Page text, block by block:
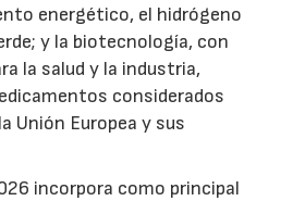
energético, el hidrógeno
y la biotecnología, con
la salud y la industria,
considerados
Unión Europea y sus
incorpora como principal